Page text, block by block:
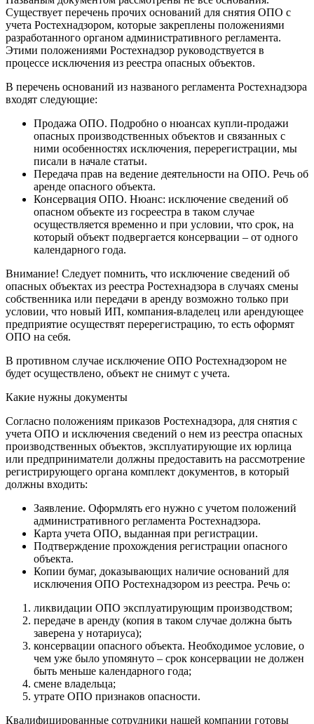
Существует перечень прочих оснований для снятия ОПО с
учета Ростехнадзором, которые закреплены положениями
разработанного органом административного регламента.
Этими положениями Ростехнадзор руководствуется в
процессе исключения из реестра опасных объектов.
В перечень оснований из названого регламента Ростехнадзора
входят следующие:
Продажа ОПО. Подробно о нюансах купли-продажи
опасных производственных объектов и связанных с
ними особенностях исключения, перерегистрации, мы
писали в начале статьи.
Передача прав на ведение деятельности на ОПО. Речь об
аренде опасного объекта.
Консервация ОПО. Нюанс: исключение сведений об
опасном объекте из госреестра в таком случае
осуществляется временно и при условии, что срок, на
который объект подвергается консервации – от одного
календарного года.
Внимание! Следует помнить, что исключение сведений об
опасных объектах из реестра Ростехнадзора в случаях смены
собственника или передачи в аренду возможно только при
условии, что новый ИП, компания-владелец или арендующее
предприятие осуществят перерегистрацию, то есть оформят
ОПО на себя.
В противном случае исключение ОПО Ростехнадзором не
будет осуществлено, объект не снимут с учета.
Какие нужны документы
Согласно положениям приказов Ростехнадзора, для снятия с
учета ОПО и исключения сведений о нем из реестра опасных
производственных объектов, эксплуатирующие их юрлица
или предприниматели должны предоставить на рассмотрение
регистрирующего органа комплект документов, в который
должны входить:
Заявление. Оформлять его нужно с учетом положений
административного регламента Ростехнадзора.
Карта учета ОПО, выданная при регистрации.
Подтверждение прохождения регистрации опасного
объекта.
Копии бумаг, доказывающих наличие оснований для
исключения ОПО Ростехнадзором из реестра. Речь о:
ликвидации ОПО эксплуатирующим производством;
передаче в аренду (копия в таком случае должна быть
заверена у нотариуса);
консервации опасного объекта. Необходимое условие, о
чем уже было упомянуто – срок консервации не должен
быть меньше календарного года;
смене владельца;
утрате ОПО признаков опасности.
Квалифицированные сотрудники нашей компании готовы